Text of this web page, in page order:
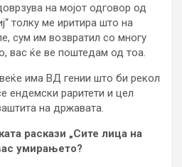
на мојот одговор од
толку ме иритира што на
сум им возвратил со многу
вас ќе ве поштедам од тоа.
има ВД гении што би рекол
ендемски раритети и цел
на државата.
раскази „Сите лица на
умирањето?